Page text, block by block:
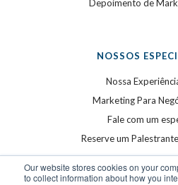
Our website stores cookies on your
to collect information about how you
Depoimento de
NOSSOS
Nossa
Marketing Para
Fale com um
Reserve um